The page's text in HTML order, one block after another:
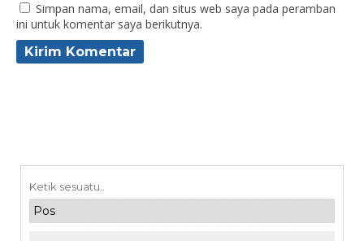
Simpan nama, email, dan situs web saya pada peramban
ini untuk komentar saya berikutnya.